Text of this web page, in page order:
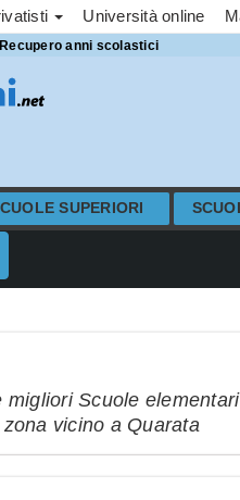
Università online
anni scolastici
SUPERIORI
Scuole
vicino a Quarata